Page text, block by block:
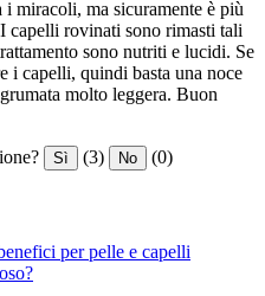
miracoli, ma sicuramente è più
capelli rovinati sono rimasti tali
sono nutriti e lucidi. Se
i capelli, quindi basta una noce
molto leggera. Buon
Sì (3) No (0)
per pelle e capelli